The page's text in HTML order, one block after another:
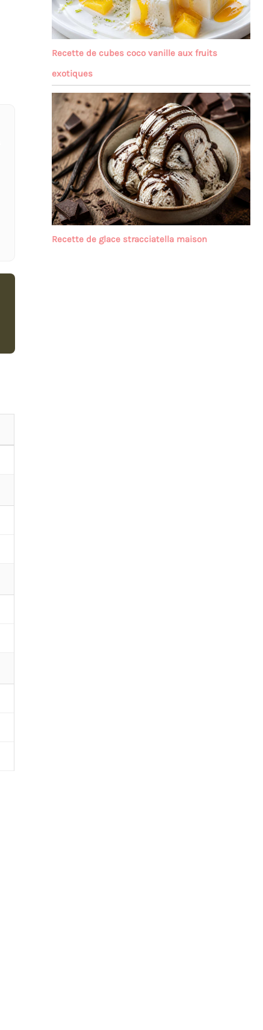
Recette de cubes coco vanille aux fruits
exotiques
Recette de glace stracciatella maison